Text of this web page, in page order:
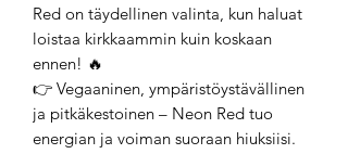
Red on täydellinen valinta, kun haluat
loistaa kirkkaammin kuin koskaan
ennen! 🔥
👉 Vegaaninen, ympäristöystävällinen
ja pitkäkestoinen – Neon Red tuo
energian ja voiman suoraan hiuksiisi.